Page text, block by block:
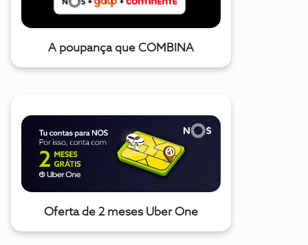
A poupança que COMBINA
Oferta de 2 meses Uber One